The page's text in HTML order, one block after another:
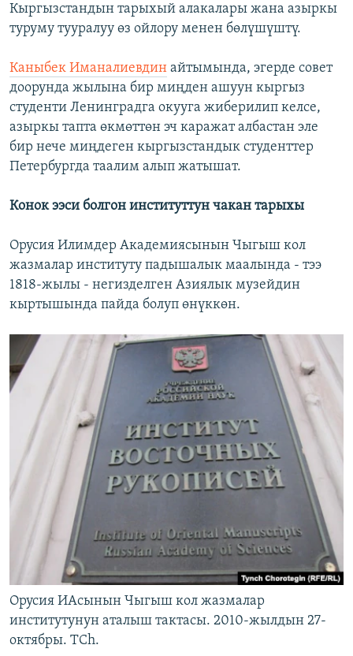
Кыргызстандын тарыхый алакалары жана азыркы
туруму тууралуу өз ойлору менен бөлүшүштү.
Каныбек Иманалиевдин айтымында, эгерде совет
доорунда жылына бир миңден ашуун кыргыз
студенти Ленинградга окууга жиберилип келсе,
азыркы тапта өкмөттөн эч каражат албастан эле
бир нече миңдеген кыргызстандык студенттер
Петербургда таалим алып жатышат.
Конок ээси болгон институттун чакан тарыхы
Орусия Илимдер Академиясынын Чыгыш кол
жазмалар институту падышалык маалында - тээ
1818-жылы - негизделген Азиялык музейдин
кыртышында пайда болуп өнүккөн.
Орусия ИАсынын Чыгыш кол жазмалар
институтунун аталыш тактасы. 2010-жылдын 27-
октябры. TCh.